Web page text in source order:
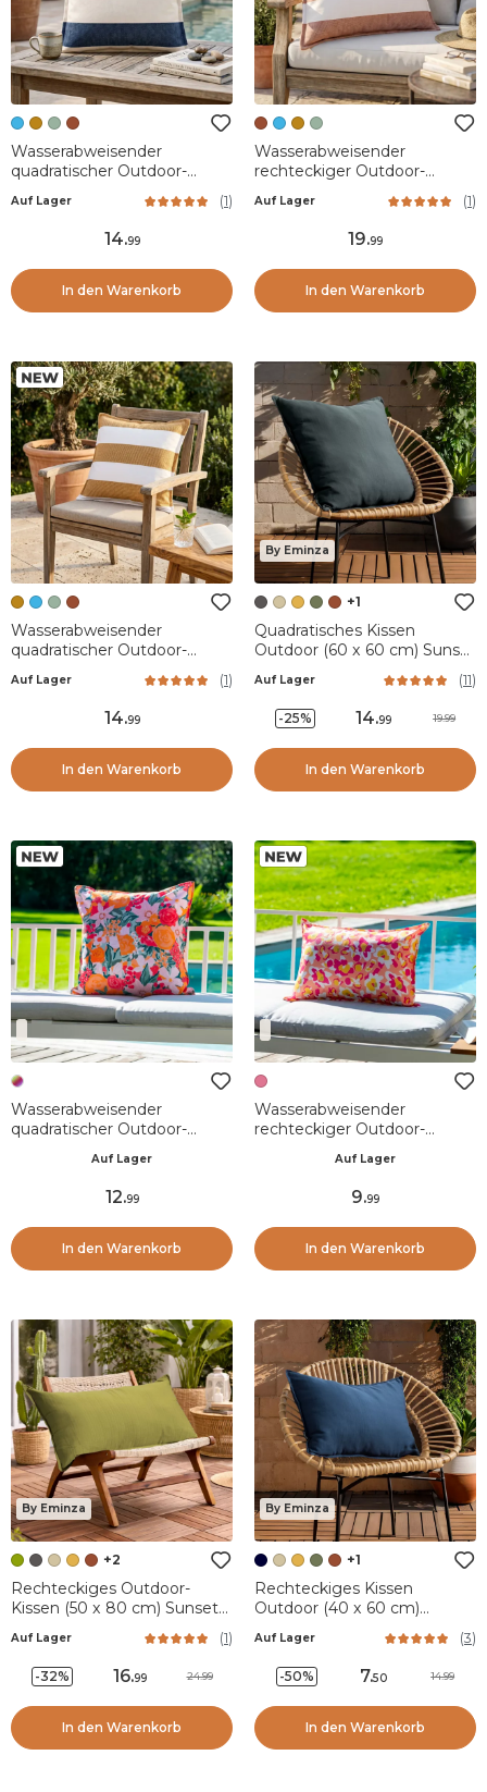
Wasserabweisender
quadratischer Outdoor-
Noa Mitternachtsblau
Auf Lager (1)
14.99
In den Warenkorb
Wasserabweisender
rechteckiger Outdoor-
Noa Ziegel
Auf Lager (1)
19.99
In den Warenkorb
Wasserabweisender
quadratischer Outdoor-
Noa Ockergelb
Auf Lager (1)
14.99
In den Warenkorb
By Eminza
+1
Quadratisches Kissen
Outdoor (60 x 60 cm) Sunset
Auf Lager (11)
-25% 14.99 19.99
In den Warenkorb
Wasserabweisender
quadratischer Outdoor-
Kiara Mehrfarbig
Auf Lager
12.99
In den Warenkorb
Wasserabweisender
rechteckiger Outdoor-
Paola RoseAuf Lager
9.99
In den Warenkorb
By Eminza
+2
Rechteckiges Outdoor-
Kissen (50 x 80 cm) Sunset
Auf Lager (1)
-32% 16.99 24.99
In den Warenkorb
By Eminza
+1
Rechteckiges Kissen
Outdoor (40 x 60 cm)
Auf Lager (3)
-50% 7.50 14.99
In den Warenkorb